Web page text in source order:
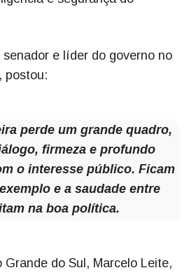
senador e líder do governo no
postou:
perde um grande quadro,
firmeza e profundo
o interesse público. Ficam
e a saudade entre
na boa política.
Grande do Sul, Marcelo Leite,